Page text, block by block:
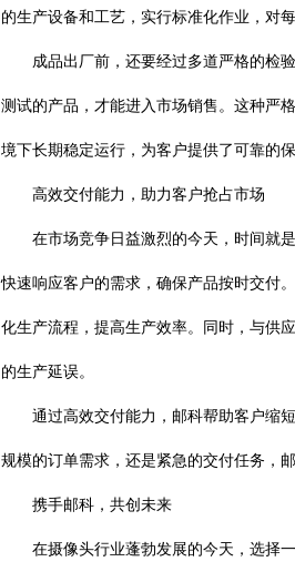
的生产设备和工艺，实行标准化作业，对
成品出厂前，还要经过多道严格的检验
测试的产品，才能进入市场销售。这种严
境下长期稳定运行，为客户提供了可靠的保
高效交付能力，助力客户抢占市场
在市场竞争日益激烈的今天，时间就是
快速响应客户的需求，确保产品按时交付
化生产流程，提高生产效率。同时，与供
的生产延误。
通过高效交付能力，邮科帮助客户缩短
规模的订单需求，还是紧急的交付任务，
携手邮科，共创未来
在摄像头行业蓬勃发展的今天，选择一